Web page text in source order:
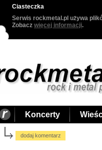
Ciasteczka
Serwis rockmetal.pl używa
Zobacz więcej informacji.
Koncerty
dodaj komentarz